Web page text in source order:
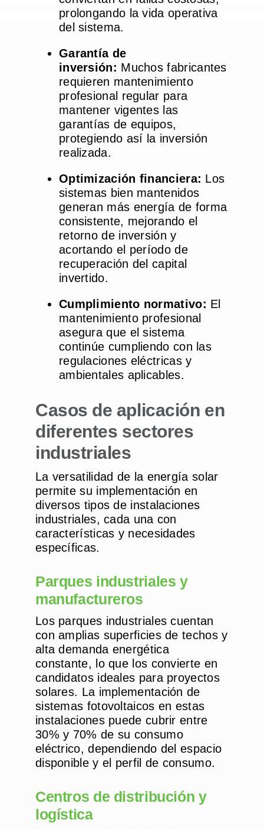
prolongando la vida operativa
del sistema.
Garantía de
inversión: Muchos fabricantes
requieren mantenimiento
profesional regular para
mantener vigentes las
garantías de equipos,
protegiendo así la inversión
realizada.
Optimización financiera: Los
sistemas bien mantenidos
generan más energía de forma
consistente, mejorando el
retorno de inversión y
acortando el período de
recuperación del capital
invertido.
Cumplimiento normativo: El
mantenimiento profesional
asegura que el sistema
continúe cumpliendo con las
regulaciones eléctricas y
ambientales aplicables.
Casos de aplicación en
diferentes sectores
industriales
La versatilidad de la energía solar
permite su implementación en
diversos tipos de instalaciones
industriales, cada una con
características y necesidades
específicas.
Parques industriales y
manufactureros
Los parques industriales cuentan
con amplias superficies de techos y
alta demanda energética
constante, lo que los convierte en
candidatos ideales para proyectos
solares. La implementación de
sistemas fotovoltaicos en estas
instalaciones puede cubrir entre
30% y 70% de su consumo
eléctrico, dependiendo del espacio
disponible y el perfil de consumo.
Centros de distribución y
logística